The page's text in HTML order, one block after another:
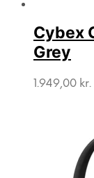
Cybex
Grey
1.949,00 kr.